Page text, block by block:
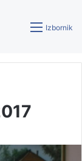
Izbornik